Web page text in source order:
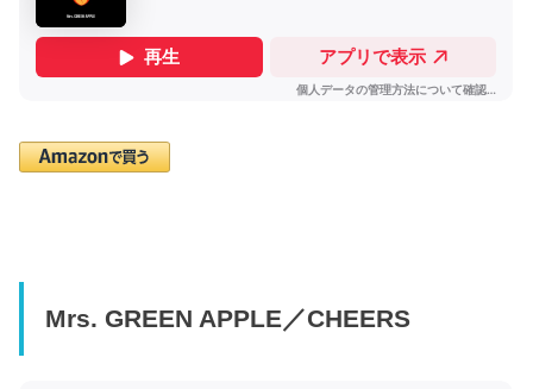
Mrs. GREEN APPLE／CHEERS